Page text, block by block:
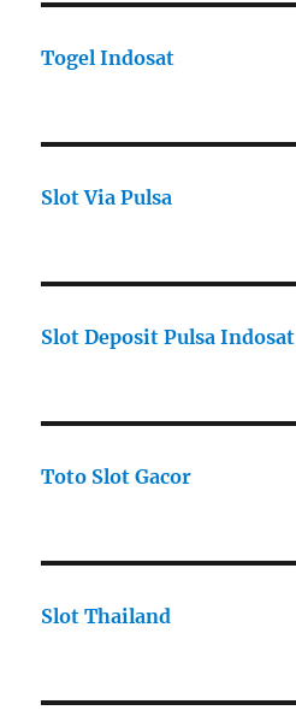
Togel Indosat
Slot Via Pulsa
Slot Deposit Pulsa Indosat
Toto Slot Gacor
Slot Thailand